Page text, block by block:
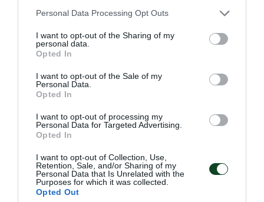
Please note that this website/app uses one or more Google
not limited to your visit or usage behaviour. You may click to
grant or deny consent to Google and its third-party tags to
use your data for below specified purposes in below Google
consent section.
Personal Data Processing Opt Outs
I want to opt-out of the Sharing of my
personal data.
Opted In
I want to opt-out of the Sale of my
Personal Data.
Opted In
I want to opt-out of processing my
Personal Data for Targeted Advertising.
Opted In
I want to opt-out of Collection, Use,
Retention, Sale, and/or Sharing of my
Personal Data that Is Unrelated with the
Purposes for which it was collected.
Opted Out